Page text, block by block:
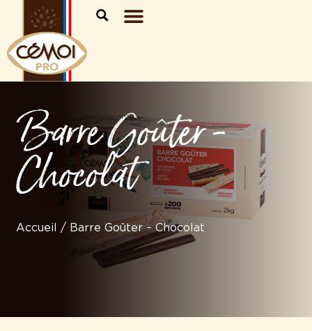
Barre Goûter -
Chocolat
Accueil / Barre Goûter – Chocolat